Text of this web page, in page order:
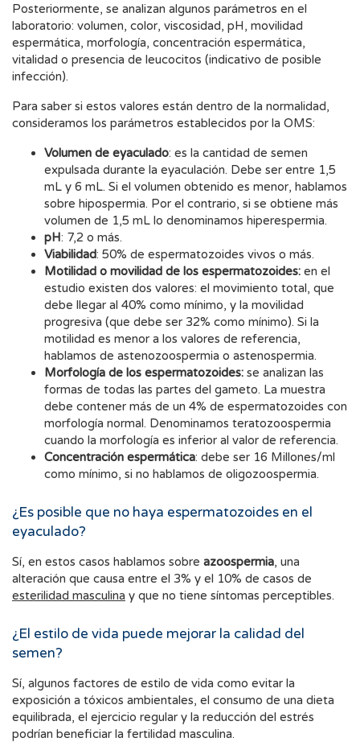
Posteriormente, se analizan algunos parámetros en el
laboratorio: volumen, color, viscosidad, pH, movilidad
espermática, morfología, concentración espermática,
vitalidad o presencia de leucocitos (indicativo de posible
infección).
Para saber si estos valores están dentro de la normalidad,
consideramos los parámetros establecidos por la OMS:
Volumen de eyaculado: es la cantidad de semen
expulsada durante la eyaculación. Debe ser entre 1,5
mL y 6 mL. Si el volumen obtenido es menor, hablamos
sobre hipospermia. Por el contrario, si se obtiene más
volumen de 1,5 mL lo denominamos hiperespermia.
pH: 7,2 o más.
Viabilidad: 50% de espermatozoides vivos o más.
Motilidad o movilidad de los espermatozoides: en el
estudio existen dos valores: el movimiento total, que
debe llegar al 40% como mínimo, y la movilidad
progresiva (que debe ser 32% como mínimo). Si la
motilidad es menor a los valores de referencia,
hablamos de astenozoospermia o astenospermia.
Morfología de los espermatozoides: se analizan las
formas de todas las partes del gameto. La muestra
debe contener más de un 4% de espermatozoides con
morfología normal. Denominamos teratozoospermia
cuando la morfología es inferior al valor de referencia.
Concentración espermática: debe ser 16 Millones/ml
como mínimo, si no hablamos de oligozoospermia.
¿Es posible que no haya espermatozoides en el
eyaculado?
Sí, en estos casos hablamos sobre azoospermia, una
alteración que causa entre el 3% y el 10% de casos de
esterilidad masculina y que no tiene síntomas perceptibles.
¿El estilo de vida puede mejorar la calidad del
semen?
Sí, algunos factores de estilo de vida como evitar la
exposición a tóxicos ambientales, el consumo de una dieta
equilibrada, el ejercicio regular y la reducción del estrés
podrían beneficiar la fertilidad masculina.